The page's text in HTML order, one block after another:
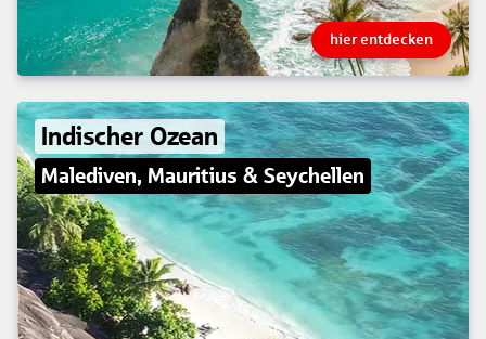
hier entdecken
Indischer Ozean
Malediven, Mauritius & Seychellen